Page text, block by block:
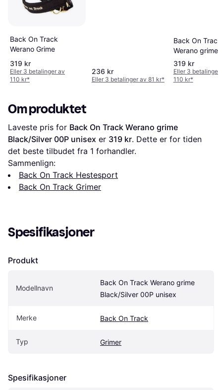
Back On Track
Werano Grime
319 kr
Eller 3 betalinger av
110 kr*
236 kr
Eller 3 betalinger av 81 kr*
Back On Track
Werano grime
319 kr
Eller 3 betalinger
110 kr*
Om produktet
Laveste pris for Back On Track Werano grime
Black/Silver 00P unisex er 319 kr. Dette er for tiden
det beste tilbudet fra 1 forhandler.
Sammenlign:
Back On Track Hestesport
Back On Track Grimer
Spesifikasjoner
Produkt
Modellnavn
Back On Track Werano grime
Black/Silver 00P unisex
Merke Back On Track
Typ Grimer
Spesifikasjoner